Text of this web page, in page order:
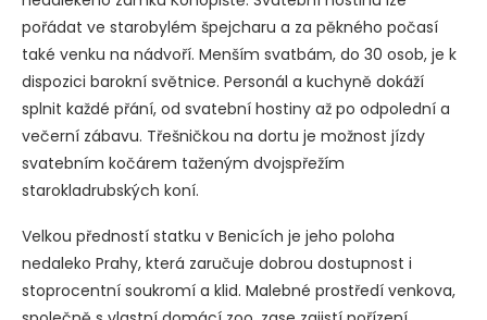
pořádat ve starobylém špejcharu a za pěkného počasí
také venku na nádvoří. Menším svatbám, do 30 osob, je k
dispozici barokní světnice. Personál a kuchyně dokáží
splnit každé přání, od svatební hostiny až po odpolední a
večerní zábavu. Třešničkou na dortu je možnost jízdy
svatebním kočárem taženým dvojspřežím
starokladrubských koní.
Velkou předností statku v Benicích je jeho poloha
nedaleko Prahy, která zaručuje dobrou dostupnost i
stoprocentní soukromí a klid. Malebné prostředí venkova,